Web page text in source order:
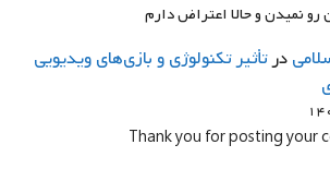
رو نمیدن و حالا اعتراض دارم
درتأثیر تکنولوژی و بازی‌های ویدیویی